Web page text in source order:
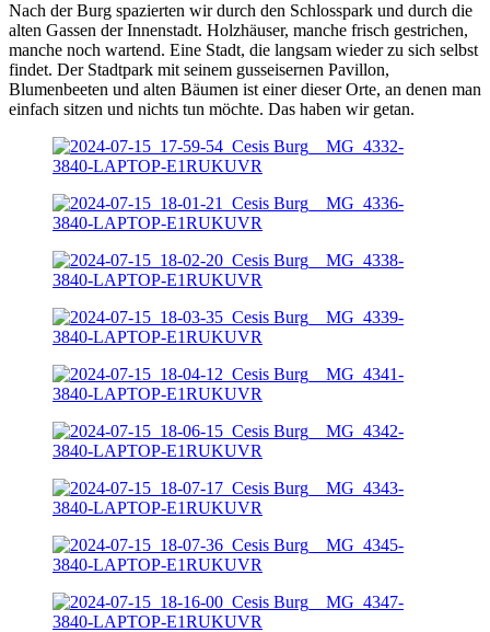
Nach der Burg spazierten wir durch den Schlosspark und durch die
alten Gassen der Innenstadt. Holzhäuser, manche frisch gestrichen,
manche noch wartend. Eine Stadt, die langsam wieder zu sich selbst
findet. Der Stadtpark mit seinem gusseisernen Pavillon,
Blumenbeeten und alten Bäumen ist einer dieser Orte, an denen man
einfach sitzen und nichts tun möchte. Das haben wir getan.